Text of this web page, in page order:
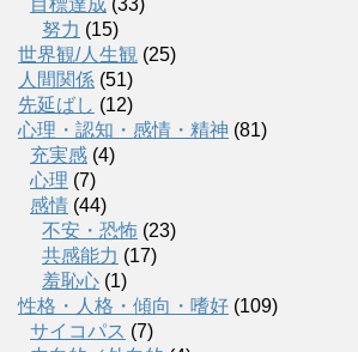
努力 (15)
世界観/人生観 (25)
人間関係 (51)
先延ばし (12)
心理・認知・感情・精神 (81)
充実感 (4)
心理 (7)
感情 (44)
不安・恐怖 (23)
共感能力 (17)
羞恥心 (1)
性格・人格・傾向・嗜好 (109)
サイコパス (7)